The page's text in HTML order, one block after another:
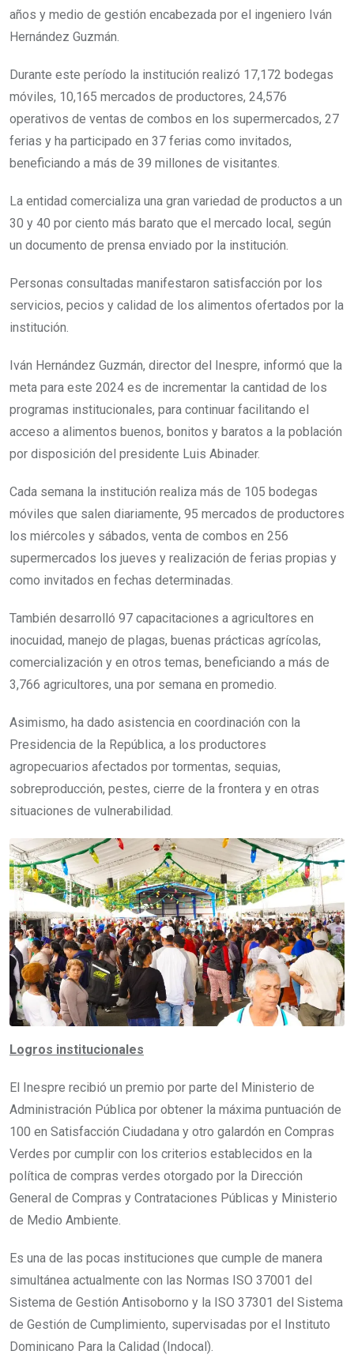
años y medio de gestión encabezada por el ingeniero Iván
Hernández Guzmán.
Durante este período la institución realizó 17,172 bodegas
móviles, 10,165 mercados de productores, 24,576
operativos de ventas de combos en los supermercados, 27
ferias y ha participado en 37 ferias como invitados,
beneficiando a más de 39 millones de visitantes.
La entidad comercializa una gran variedad de productos a un
30 y 40 por ciento más barato que el mercado local, según
un documento de prensa enviado por la institución.
Personas consultadas manifestaron satisfacción por los
servicios, pecios y calidad de los alimentos ofertados por la
institución.
Iván Hernández Guzmán, director del Inespre, informó que la
meta para este 2024 es de incrementar la cantidad de los
programas institucionales, para continuar facilitando el
acceso a alimentos buenos, bonitos y baratos a la población
por disposición del presidente Luis Abinader.
Cada semana la institución realiza más de 105 bodegas
móviles que salen diariamente, 95 mercados de productores
los miércoles y sábados, venta de combos en 256
supermercados los jueves y realización de ferias propias y
como invitados en fechas determinadas.
También desarrolló 97 capacitaciones a agricultores en
inocuidad, manejo de plagas, buenas prácticas agrícolas,
comercialización y en otros temas, beneficiando a más de
3,766 agricultores, una por semana en promedio.
Asimismo, ha dado asistencia en coordinación con la
Presidencia de la República, a los productores
agropecuarios afectados por tormentas, sequias,
sobreproducción, pestes, cierre de la frontera y en otras
situaciones de vulnerabilidad.
Logros institucionales
El Inespre recibió un premio por parte del Ministerio de
Administración Pública por obtener la máxima puntuación de
100 en Satisfacción Ciudadana y otro galardón en Compras
Verdes por cumplir con los criterios establecidos en la
política de compras verdes otorgado por la Dirección
General de Compras y Contrataciones Públicas y Ministerio
de Medio Ambiente.
Es una de las pocas instituciones que cumple de manera
simultánea actualmente con las Normas ISO 37001 del
Sistema de Gestión Antisoborno y la ISO 37301 del Sistema
de Gestión de Cumplimiento, supervisadas por el Instituto
Dominicano Para la Calidad (Indocal).